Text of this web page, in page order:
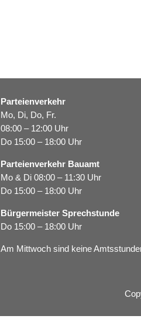
Parteienverkehr
Mo, Di, Do, Fr.
08:00 – 12:00 Uhr
Do 15:00 – 18:00 Uhr
Parteienverkehr Bauamt
Mo & Di 08:00 – 11:30 Uhr
Do 15:00 – 18:00 Uhr
Bürgermeister Sprechstunde
Do 15:00 – 18:00 Uhr
Am Mittwoch sind keine